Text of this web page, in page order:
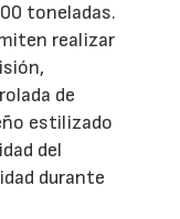
toneladas.
realizar
de
estilizado
del
durante